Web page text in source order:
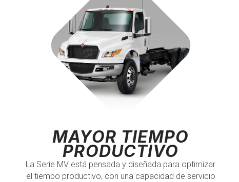
MAYOR TIEMPO
PRODUCTIVO
La Serie MV está pensada y diseñada para optimizar
el tiempo productivo, con una capacidad de servicio